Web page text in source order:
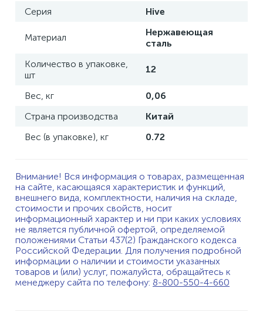
Серия
Hive
Материал
Нержавеющая
сталь
Количество в упаковке,
шт
12
Вес, кг
0,06
Страна производства
Китай
Вес (в упаковке), кг
0.72
Внимание! Вся информация о товарах, размещенная
на сайте, касающаяся характеристик и функций,
внешнего вида, комплектности, наличия на складе,
стоимости и прочих свойств, носит
информационный характер и ни при каких условиях
не является публичной офертой, определяемой
положениями Статьи 437(2) Гражданского кодекса
Российской Федерации. Для получения подробной
информации о наличии и стоимости указанных
товаров и (или) услуг, пожалуйста, обращайтесь к
менеджеру сайта по телефону: 8-800-550-4-660